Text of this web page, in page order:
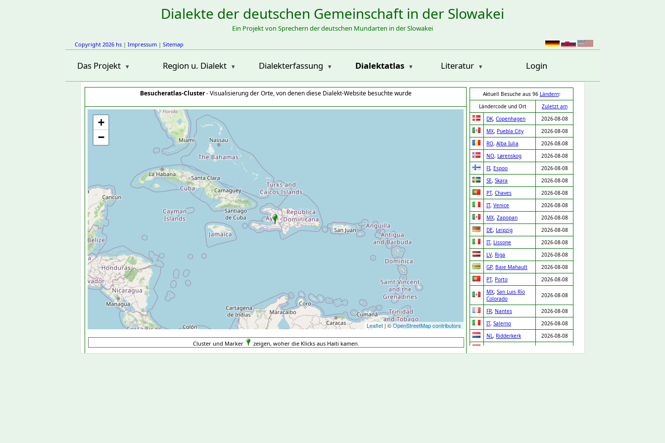
Dialekte der deutschen Gemeinschaft in der Slowakei
Ein Projekt von Sprechern der deutschen Mundarten in der Slowakei
Copyright 2026 hs | Impressum | Sitemap
Das Projekt Region u. Dialekt Dialekterfassung Dialektatlas Literatur Login
Besucheratlas-Cluster- Visualisierung der Orte, von denen diese Dialekt-Website besuchte wurde
+
−
Leaflet | ©OpenStreetMap contributors
Aktuell Besuche aus 96 Ländern:
Ländercode und Ort
Zuletzt am
DK, Copenhagen
2026-08-08
MX, Puebla City
2026-08-08
RO, Alba Iulia
2026-08-08
NO, Lørenskog
2026-08-08
FI, Espoo
2026-08-08
SE, Skara
2026-08-08
PT, Chaves
2026-08-08
IT, Venice
2026-08-08
MX, Zapopan
2026-08-08
DE, Leipzig
2026-08-08
IT, Lissone
2026-08-08
LV, Riga
2026-08-08
GP, Baie Mahault
2026-08-08
PT, Porto
2026-08-08
MX, San Luis Río
Colorado
2026-08-08
FR, Nantes
2026-08-08
IT, Salerno
2026-08-08
NL, Ridderkerk
2026-08-08
Cluster und Marker zeigen, woher die Klicks aus Haiti kamen.